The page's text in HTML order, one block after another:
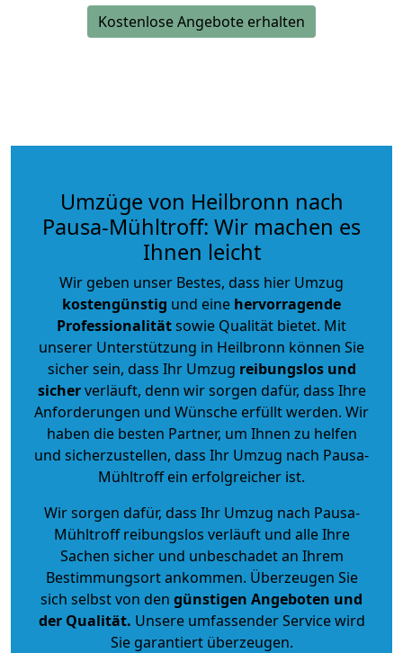
Kostenlose Angebote erhalten
Umzüge von Heilbronn nach
Pausa-Mühltroff: Wir machen es
Ihnen leicht
Wir geben unser Bestes, dass hier Umzug
kostengünstig und eine hervorragende
Professionalitätsowie Qualität bietet. Mit
unserer Unterstützung in Heilbronn können Sie
sicher sein, dass Ihr Umzug reibungslos und
sicherverläuft, denn wir sorgen dafür, dass Ihre
Anforderungen und Wünsche erfüllt werden. Wir
haben die besten Partner, um Ihnen zu helfen
und sicherzustellen, dass Ihr Umzug nach Pausa-
Mühltroff ein erfolgreicher ist.
Wir sorgen dafür, dass Ihr Umzug nach Pausa-
Mühltroff reibungslos verläuft und alle Ihre
Sachen sicher und unbeschadet an Ihrem
Bestimmungsort ankommen. Überzeugen Sie
sich selbst von den günstigen Angeboten und
der Qualität. Unsere umfassender Service wird
Sie garantiert überzeugen.